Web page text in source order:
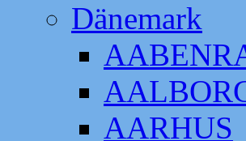
Dänemark
AARHUS